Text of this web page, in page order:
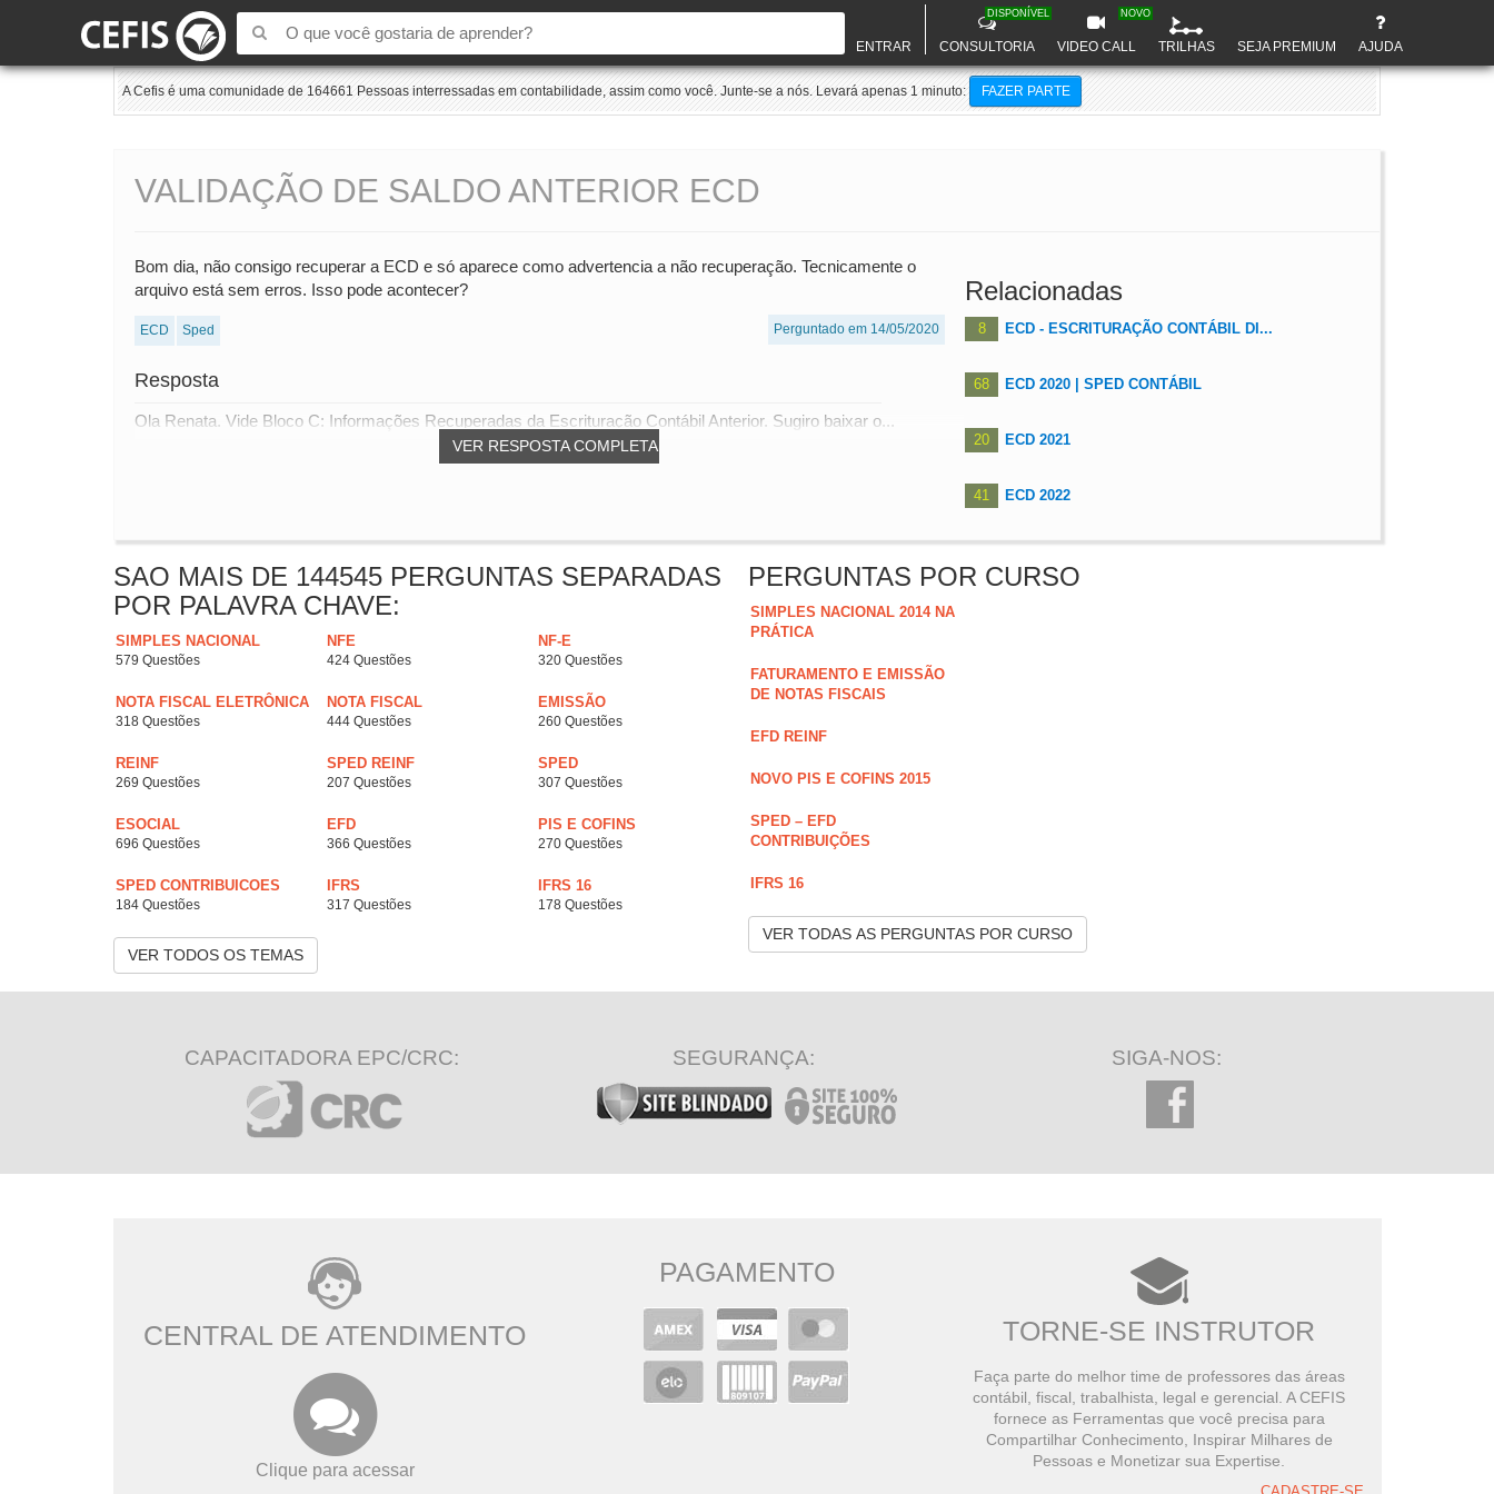
ENTRAR CONSULTORIA
DISPONÍVEL
VIDEO CALL
NOVO
TRILHAS SEJA PREMIUM AJUDA
A Cefis é uma comunidade de 164661 Pessoas interressadas em contabilidade, assim como você. Junte-se a nós. Levará apenas 1 minuto: FAZER PARTE
VALIDAÇÃO DE SALDO ANTERIOR ECD
Bom dia, não consigo recuperar a ECD e só aparece como advertencia a não recuperação. Tecnicamente o
arquivo está sem erros. Isso pode acontecer?
ECD Sped Perguntado em 14/05/2020
Resposta
VER RESPOSTA COMPLETA
Ola Renata. Vide Bloco C: Informações Recuperadas da Escrituração Contábil Anterior. Sugiro baixar o...
Relacionadas
8 ECD - ESCRITURAÇÃO CONTÁBIL DI...
68 ECD 2020 | SPED CONTÁBIL
20 ECD 2021
41 ECD 2022
SAO MAIS DE 144545 PERGUNTAS SEPARADAS
POR PALAVRA CHAVE:
SIMPLES NACIONAL
579 Questões
NFE
424 Questões
NF-E
320 Questões
NOTA FISCAL ELETRÔNICA
318 Questões
NOTA FISCAL
444 Questões
EMISSÃO
260 Questões
REINF
269 Questões
SPED REINF
207 Questões
SPED
307 Questões
ESOCIAL
696 Questões
EFD
366 Questões
PIS E COFINS
270 Questões
SPED CONTRIBUICOES
184 Questões
IFRS
317 Questões
IFRS 16
178 Questões
VER TODOS OS TEMAS
PERGUNTAS POR CURSO
SIMPLES NACIONAL 2014 NA
PRÁTICA
FATURAMENTO E EMISSÃO
DE NOTAS FISCAIS
EFD REINF
NOVO PIS E COFINS 2015
SPED – EFD
CONTRIBUIÇÕES
IFRS 16
VER TODAS AS PERGUNTAS POR CURSO
CAPACITADORA EPC/CRC: SEGURANÇA: SIGA-NOS:
CENTRAL DE ATENDIMENTO
Clique para acessar
PAGAMENTO
TORNE-SE INSTRUTOR
Faça parte do melhor time de professores das áreas
contábil, fiscal, trabalhista, legal e gerencial. A CEFIS
fornece as Ferramentas que você precisa para
Compartilhar Conhecimento, Inspirar Milhares de
Pessoas e Monetizar sua Expertise.